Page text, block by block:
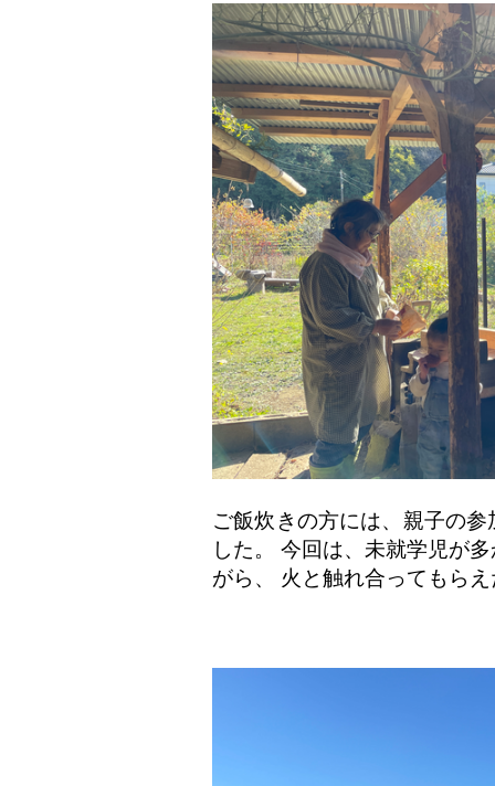
ご飯炊きの方には、親子の
した。 今回は、未就学児が
がら、 火と触れ合ってもら